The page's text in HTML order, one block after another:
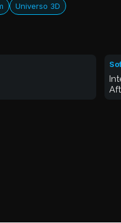
Universo 3D